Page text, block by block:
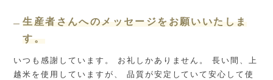
生産者さんへのメッセージをお願いいたしま
す。
いつも感謝しています。 お礼しかありません。 長い間、上
越米を使用していますが、 品質が安定していて安心して使